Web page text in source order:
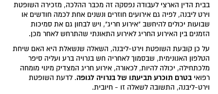
בבית הדין הארצי לעבודה נפסקה זה מכבר ההלכה, מזכירה השופטת
וירט ליבנה, לפיה גם אירועים חוזרים ונשנים אחת לכמה חודשים או
שבועות יכולים להיחשב "אירוע חריג", ויש לבחון גם את סמיכות
הזמנים בין האירוע החריג לאירוע התאונתי שהתרחש לאחר מכן.
על כן קובעת השופטת וירט-ליבנה, השאלה שנשאלת היא האם שיחת
הטלפון האנונימית, שבסמוך לאחריה חש בנרויה ברע ועליה סיפר
מלכתחילה, יכולה להיות, לכאורה, אירוע חריג המצדיק מינוי מומחה
רפואיבטרם תוכרע תביעתו של בנרויה לגופה. לדעת השופטת
וירט-ליבנה, התשובה לשאלה זו - חיובית.